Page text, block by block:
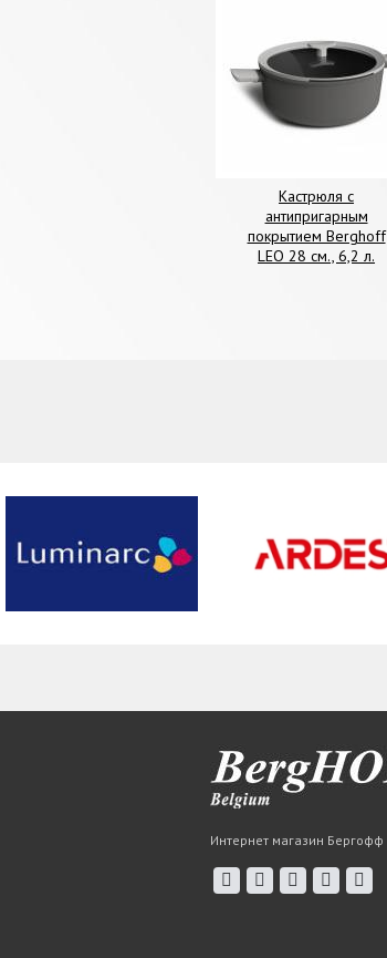
Кастрюля с
антипригарным
покрытием Berghoff
LEO 28 см., 6,2 л.
Интернет магазин Бергофф